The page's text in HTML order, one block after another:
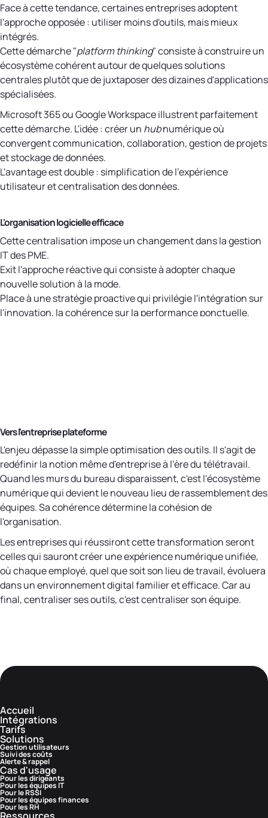
Face à cette tendance, certaines entreprises adoptent
l'approche opposée : utiliser moins d'outils, mais mieux
intégrés.
Cette démarche "platform thinking" consiste à construire un
écosystème cohérent autour de quelques solutions
centrales plutôt que de juxtaposer des dizaines d'applications
spécialisées.
Microsoft 365 ou Google Workspace illustrent parfaitement
cette démarche. L'idée : créer un hubnumérique où
convergent communication, collaboration, gestion de projets
et stockage de données.
L'avantage est double : simplification de l'expérience
utilisateur et centralisation des données.
L'organisation logicielle efficace
Cette centralisation impose un changement dans la gestion
IT des PME.
Exit l'approche réactive qui consiste à adopter chaque
nouvelle solution à la mode.
Place à une stratégie proactive qui privilégie l'intégration sur
l'innovation, la cohérence sur la performance ponctuelle.
Vers l'entreprise plateforme
L'enjeu dépasse la simple optimisation des outils. Il s'agit de
redéfinir la notion même d'entreprise à l'ère du télétravail.
Quand les murs du bureau disparaissent, c'est l'écosystème
numérique qui devient le nouveau lieu de rassemblement des
équipes. Sa cohérence détermine la cohésion de
l'organisation.
Les entreprises qui réussiront cette transformation seront
celles qui sauront créer une expérience numérique unifiée,
où chaque employé, quel que soit son lieu de travail, évoluera
dans un environnement digital familier et efficace. Car au
final, centraliser ses outils, c'est centraliser son équipe.
Accueil
Intégrations
Tarifs
Solutions
Gestion utilisateurs
Suivi des coûts
Alerte & rappel
Cas d'usage
Pour les dirigeants
Pour les équipes IT
Pour le RSSI
Pour les équipes finances
Pour les RH